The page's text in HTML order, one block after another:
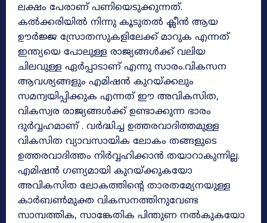
ലക്ഷം പേരാണ് പണിയെടുക്കുന്നത്.
കൽക്കരിയിൽ നിന്നു കൂടുതൽ ക്ലീൻ ആയ
ഊർജ്ജ സ്രോതസുകളിലേക്ക് മാറുക എന്നത്
ഇന്ത്യയെ പോലുള്ള രാജ്യങ്ങൾക്ക് വലിയ
ചിലവുള്ള ഏർപ്പാടാണ് എന്നു സാരം.വികസന
ആവശ്യങ്ങളും എമിഷൻ കുറയ്ക്കലും
സമന്വയിപ്പിക്കുക എന്നത് ഈ അവികസിത,
വികസ്വര രാജ്യങ്ങൾക്ക് ഉണ്ടാക്കുന്ന ഭാരം
ദുർവ്വഹമാണ് . വർദ്ധിച്ച ഉത്തരവാദിത്തമുള്ള
വികസിത വ്യാവസായിക ലോകം തങ്ങളുടെ
ഉത്തരവാദിത്തം നിർവ്വഹിക്കാൻ തയാറാകുന്നില്ല.
എമിഷൻ ഗണ്യമായി കുറയ്ക്കുകയോ
അവികസിത ലോകത്തിന്റെ താരതമ്യേനയുള്ള
കാർബൺമുക്ത വികസനത്തിനുവേണ്ട
സാമ്പത്തിക, സാങ്കേതിക പിന്തുണ നൽകുകയോ